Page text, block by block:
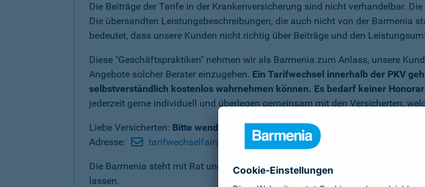
Die Beiträge der Tarife in der Krankenversicherung sind nicht verhandelbar.
Die übersandten Leistungsbeschreibungen, die auch nicht von der Barmenia
bedeutet, dass unsere Kunden nicht richtig über Beiträge und den
Diese "Geschäftspraktiken" nehmen wir als Barmenia zum Anlass, unsere
Angebote solcher Berater einzugehen. Ein Tarifwechsel innerhalb der PKV
selbstverständlich kostenlos wahrnehmen können. Es bedarf keiner
jederzeit gerne individuell und überlegen gemeinsam mit den Versicherten,
Liebe Versicherten: Bitte wenden Sie sich mit Ihren Wünschen gerne direkt an
Adresse:
tarifwechselfair@barmenia.de
Die Barmenia steht mit Rat und Tat zur Seite. Die Barmenia behält sich vor,
lassen.